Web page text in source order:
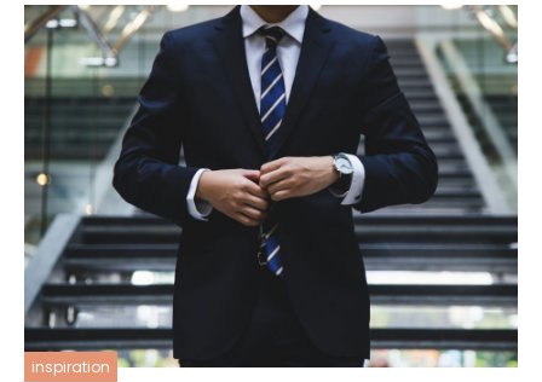
inspiration